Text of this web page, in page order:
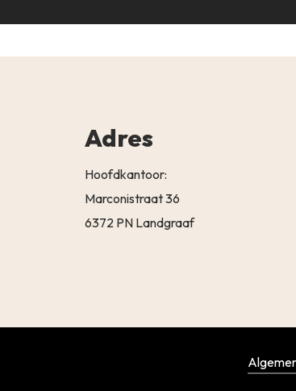
Adres
Hoofdkantoor:
Marconistraat 36
6372 PN Landgraaf